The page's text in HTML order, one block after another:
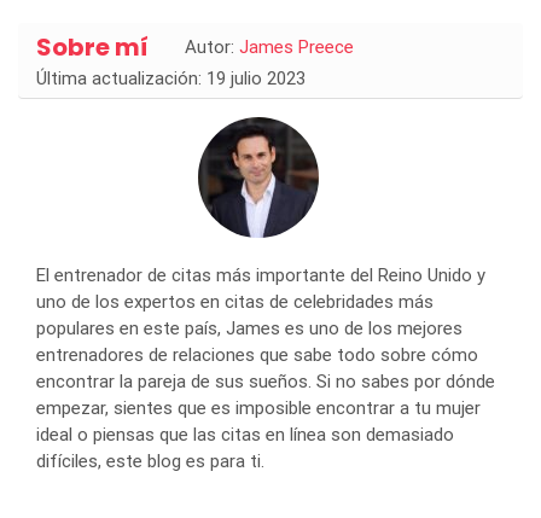
Sobre mí Autor: James Preece
Última actualización: 19 julio 2023
El entrenador de citas más importante del Reino Unido y
uno de los expertos en citas de celebridades más
populares en este país, James es uno de los mejores
entrenadores de relaciones que sabe todo sobre cómo
encontrar la pareja de sus sueños. Si no sabes por dónde
empezar, sientes que es imposible encontrar a tu mujer
ideal o piensas que las citas en línea son demasiado
difíciles, este blog es para ti.